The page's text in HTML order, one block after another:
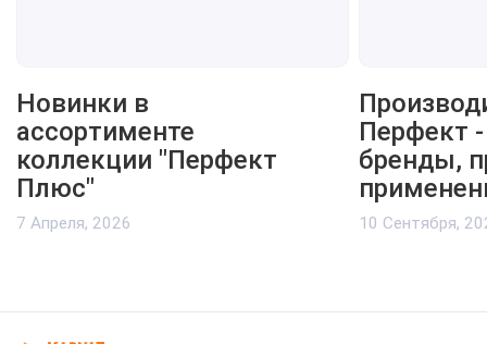
Новинки в
ассортименте
коллекции "Перфект
Плюс"
7 Апреля, 2026
Перфект
бренды,
10 Сентября,